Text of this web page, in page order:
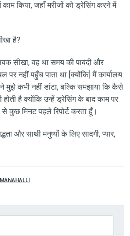
किया, जहाँ मरीजों को ड्रेसिंग करने में
है?
सीखा, वह था समय की पाबंदी और
पर नहीं पहुँच पाता था [क्योंकि] मैं कार्यालय
मुझे कभी नहीं डांटा, बल्कि समझाया कि कैसे
होती है क्योंकि उन्हें ड्रेसिंग के बाद काम पर
कुछ मिनट पहले रिपोर्ट करता हूँ।
और साथी मनुष्यों के लिए सादगी, प्यार,